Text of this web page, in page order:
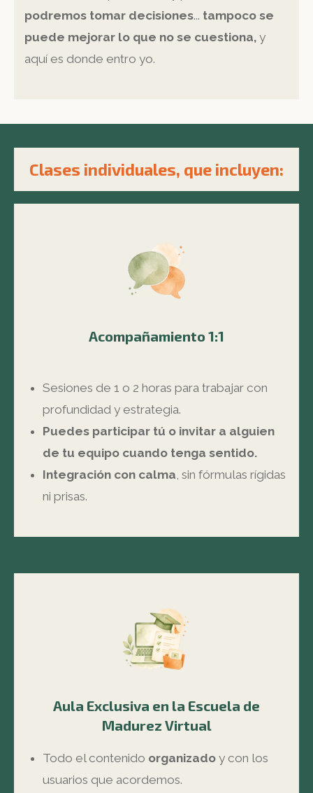
podremos tomar decisiones... tampoco se
puede mejorar lo que no se cuestiona, y
aquí es donde entro yo.
Clases individuales, que incluyen:
Acompañamiento 1:1
Sesiones de 1 o 2 horas para trabajar con
profundidad y estrategia.
Puedes participar tú o invitar a alguien
de tu equipo cuando tenga sentido.
Integración con calma , sin fórmulas rígidas
ni prisas.
Aula Exclusiva en la Escuela de
Madurez Virtual
Todo el contenido organizado y con los
usuarios que acordemos.